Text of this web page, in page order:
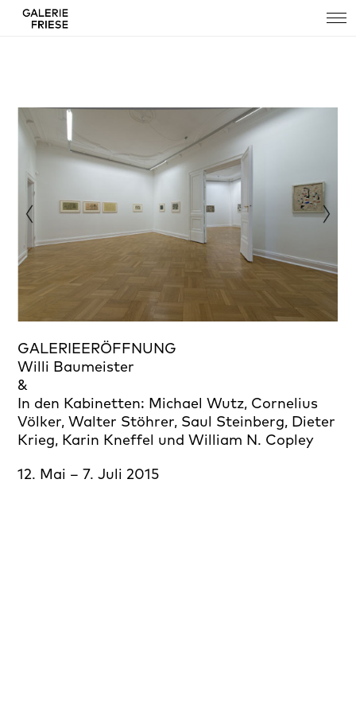
GALERIEERÖFFNUNG
Willi Baumeister
&
In den Kabinetten: Michael Wutz, Cornelius
Völker,Walter Stöhrer, Saul Steinberg, Dieter
Krieg, Karin Kneffel undWilliam N. Copley
12. Mai – 7. Juli 2015